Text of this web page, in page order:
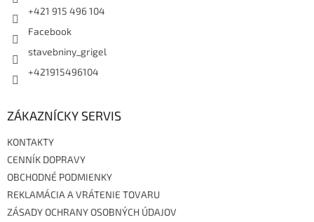
+421 915 496 104
Facebook
stavebniny_grigel
+421915496104
ZÁKAZNÍCKY SERVIS
KONTAKTY
CENNÍK DOPRAVY
OBCHODNÉ PODMIENKY
REKLAMÁCIA A VRÁTENIE TOVARU
ZÁSADY OCHRANY OSOBNÝCH ÚDAJOV